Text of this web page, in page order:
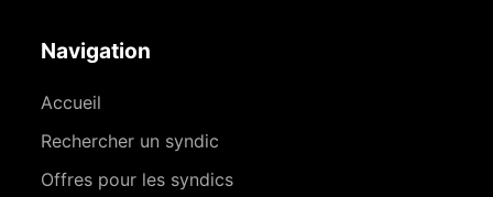
Navigation
Accueil
Rechercher un syndic
Offres pour les syndics